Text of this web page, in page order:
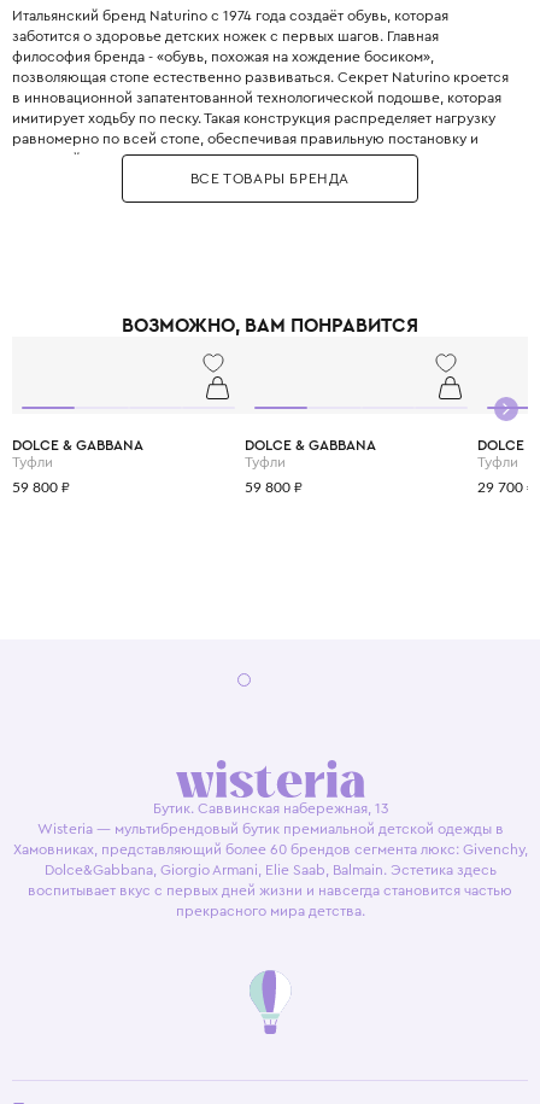
Итальянский бренд Naturino с 1974 года создаёт обувь, которая
заботится о здоровье детских ножек с первых шагов. Главная
философия бренда - «обувь, похожая на хождение босиком»,
позволяющая стопе естественно развиваться. Секрет Naturino кроется
в инновационной запатентованной технологической подошве, которая
имитирует ходьбу по песку. Такая конструкция распределяет нагрузку
равномерно по всей стопе, обеспечивая правильную постановку и
здоровый рост. Внутренняя анатомическая стелька выполнена из
дышащей натуральной кожи и обладает антибактериальными
свойствами. Задник обуви достаточно жёсткий для фиксации пяточки, но
Бренд предлагает элегантные туфли, стильные кроссовки, сапоги и
дарите своему ребёнку свободу активных игр без вреда для здоровья,
ведь качественная обувь - это фундамент правильного развития опорно-
двигательного аппарата.
ВСЕ ТОВАРЫ БРЕНДА
ВОЗМОЖНО, ВАМ ПОНРАВИТСЯ
DOLCE & GABBANA
Туфли
59 800 ₽
DOLCE & GABBANA
Туфли
59 800 ₽
DOLCE
Туфли
29 700 ₽
Бутик. Саввинская набережная, 13
Wisteria — мультибрендовый бутик премиальной детской одежды в
Хамовниках, представляющий более 60 брендов сегмента люкс: Givenchy,
Dolce&Gabbana, Giorgio Armani, Elie Saab, Balmain. Эстетика здесь
воспитывает вкус с первых дней жизни и навсегда становится частью
прекрасного мира детства.